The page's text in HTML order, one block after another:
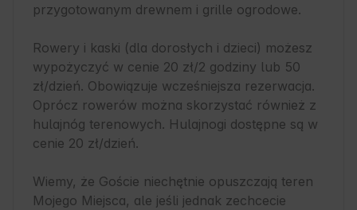
przygotowanym drewnem i grille ogrodowe.
Rowery i kaski (dla dorosłych i dzieci) możesz
wypożyczyć w cenie 20 zł/2 godziny lub 50
zł/dzień. Obowiązuje wcześniejsza rezerwacja.
Oprócz rowerów można skorzystać również z
hulajnóg terenowych. Hulajnogi dostępne są w
cenie 20 zł/dzień.
Wiemy, że Goście niechętnie opuszczają teren
Mojego Miejsca, ale jeśli jednak zechcecie